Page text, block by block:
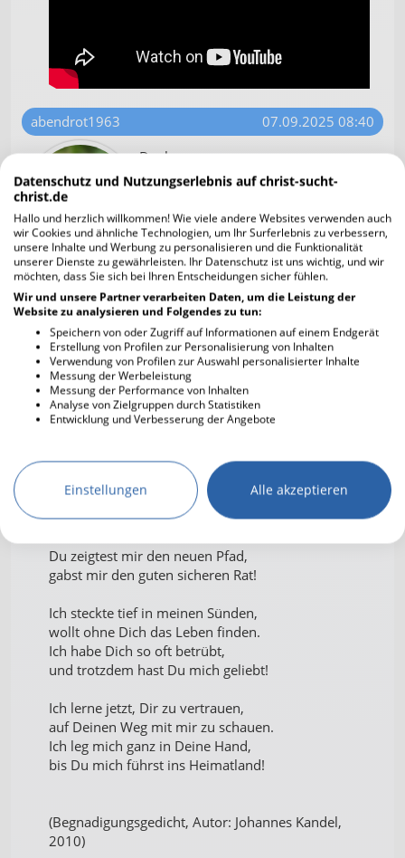
abendrot1963
07.09.2025 08:40
Dank
Begnadigungsgedicht zu Psalm
108,4-5
Ich will dir danken, HERR, unter den Völkern; ich
will dir lobsingen unter den Leuten. Denn deine
Gnade reicht, soweit der Himmel ist, und deine
Wahrheit, soweit die Wolken gehen.
Psalm 108,4-5 (Luther 1912)
Ich durfte, Herr, in vielen Jahren
Du hast mich stets mit Deiner Macht,
Behütet auch in tiefster Nacht!
Wenn ich auch keinen Ausweg sah,
Du zeigtest mir den neuen Pfad,
gabst mir den guten sicheren Rat!
Ich steckte tief in meinen Sünden,
wollt ohne Dich das Leben finden.
Ich habe Dich so oft betrübt,
und trotzdem hast Du mich geliebt!
Ich lerne jetzt, Dir zu vertrauen,
auf Deinen Weg mit mir zu schauen.
Ich leg mich ganz in Deine Hand,
bis Du mich führst ins Heimatland!
(Begnadigungsgedicht, Autor: Johannes Kandel,
2010)
Datenschutz und Nutzungserlebnis auf christ-sucht-
christ.de
Hallo und herzlich willkommen! Wie viele andere Websites verwenden auch
wir Cookies und ähnliche Technologien, um Ihr Surferlebnis zu verbessern,
unsere Inhalte und Werbung zu personalisieren und die Funktionalität
unserer Dienste zu gewährleisten. Ihr Datenschutz ist uns wichtig, und wir
möchten, dass Sie sich bei Ihren Entscheidungen sicher fühlen.
Wir und unsere Partner verarbeiten Daten, um die Leistung der
Website zu analysieren und Folgendes zu tun:
Speichern von oder Zugriff auf Informationen auf einem Endgerät
Erstellung von Profilen zur Personalisierung von Inhalten
Verwendung von Profilen zur Auswahl personalisierter Inhalte
Messung der Werbeleistung
Messung der Performance von Inhalten
Analyse von Zielgruppen durch Statistiken
Entwicklung und Verbesserung der Angebote
Einstellungen Alle akzeptieren